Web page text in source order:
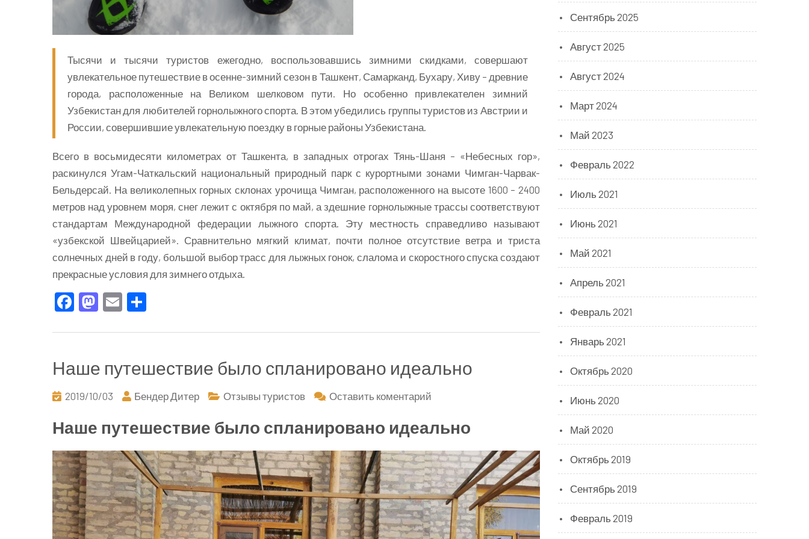
Тысячи и тысячи туристов ежегодно, воспользовавшись зимними скидками, совершают
увлекательное путешествие в осенне-зимний сезон в Ташкент, Самарканд, Бухару, Хиву – древние
города, расположенные на Великом шелковом пути. Но особенно привлекателен зимний
Узбекистан для любителей горнолыжного спорта. В этом убедились группы туристов из Австрии и
России, совершившие увлекательную поездку в горные районы Узбекистана.
Всего в восьмидесяти километрах от Ташкента, в западных отрогах Тянь-Шаня – «Небесных гор»,
раскинулся Угам-Чаткальский национальный природный парк с курортными зонами Чимган-Чарвак-
Бельдерсай. На великолепных горных склонах урочища Чимган, расположенного на высоте 1600 – 2400
метров над уровнем моря, снег лежит с октября по май, а здешние горнолыжные трассы соответствуют
стандартам Международной федерации лыжного спорта. Эту местность справедливо называют
«узбекской Швейцарией». Сравнительно мягкий климат, почти полное отсутствие ветра и триста
солнечных дней в году, большой выбор трасс для лыжных гонок, слалома и скоростного спуска создают
прекрасные условия для зимнего отдыха.
Facebook
Mastodon
Email
Наше путешествие было спланировано идеально
2019/10/03 Бендер Дитер Отзывы туристов Оставить коментарий
путешествие
спланировано
идеально
Наше путешествие было спланировано идеально
Сентябрь 2025
Август 2025
Август 2024
Март 2024
Май 2023
Февраль 2022
Июль 2021
Июнь 2021
Май 2021
Апрель 2021
Февраль 2021
Январь 2021
Октябрь 2020
Июнь 2020
Май 2020
Октябрь 2019
Сентябрь 2019
Февраль 2019